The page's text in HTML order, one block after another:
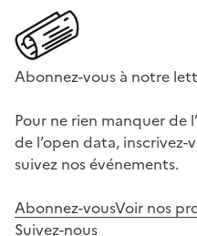
Abonnez-vous à notre
Pour ne rien manquer de
de l’open data,
suivez nos événements.
Abonnez-vousVoir nos
Suivez-nous